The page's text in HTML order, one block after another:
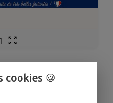
1
14 juillet
cookies 🍪